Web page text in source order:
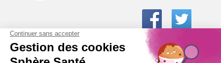
01 61 30 15 94